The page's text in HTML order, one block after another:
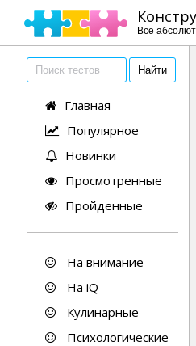
Все
Главная
Популярное
Новинки
Просмотренные
Пройденные
На внимание
На iQ
Кулинарные
Психологические